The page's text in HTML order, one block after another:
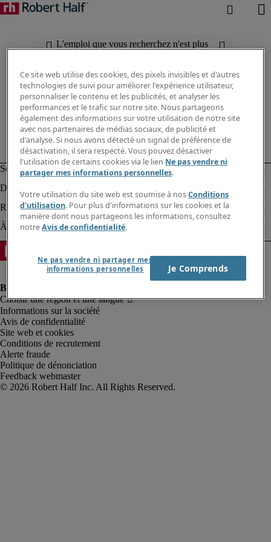
L'emploi que vous recherchez n'est plus
Informations sur la société
Avis de confidentialité
Site web et cookies
Conditions de recrutement
Alerte fraude
Politique de dénonciation
Feedback webmaster
Ce site web utilise des cookies, des pixels invisibles et d'autres
technologies de suivi pour améliorer l'expérience utilisateur,
personnaliser le contenu et les publicités, et analyser les
performances et le trafic sur notre site. Nous partageons
également des informations sur votre utilisation de notre site
avec nos partenaires de médias sociaux, de publicité et
d'analyse. Si nous avons détecté un signal de préférence de
désactivation, il sera respecté. Vous pouvez désactiver
l'utilisation de certains cookies via le lien Ne pas vendre ni
partager mes informations personnelles.
Votre utilisation du site web est soumise à nosConditions
d'utilisation. Pour plus d'informations sur les cookies et la
manière dont nous partageons les informations, consultez
notreAvis de confidentialité.
Ne pas vendre ni partager mes
informations personnelles
Je Comprends